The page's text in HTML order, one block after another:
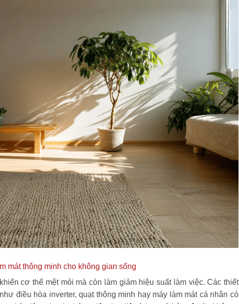
mát thông minh cho không gian sống
cơ thể mệt mỏi mà còn làm giảm hiệu suất làm việc. Các thiết
điều hòa inverter, quạt thông minh hay máy làm mát cá nhân có